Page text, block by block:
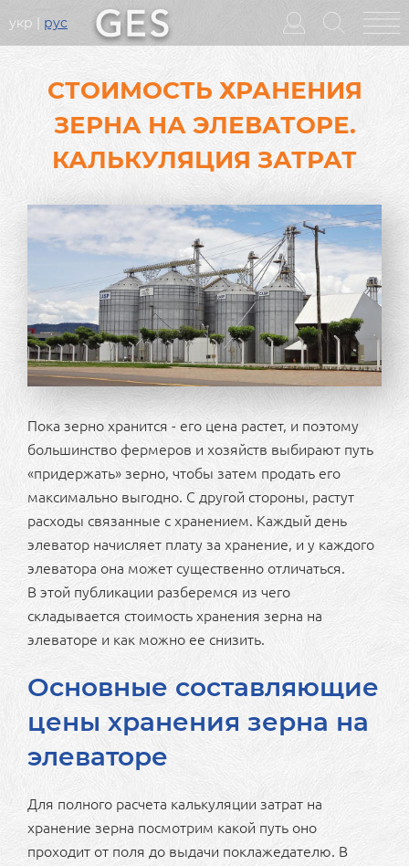
укр рус
Головне
меню
СТОИМОСТЬ ХРАНЕНИЯ
ЗЕРНА НА ЭЛЕВАТОРЕ.
КАЛЬКУЛЯЦИЯ ЗАТРАТ
Пока зерно хранится - его цена растет, и поэтому
большинство фермеров и хозяйств выбирают путь
«придержать» зерно, чтобы затем продать его
максимально выгодно. С другой стороны, растут
расходы связанные с хранением. Каждый день
элеватор начисляет плату за хранение, и у каждого
элеватора она может существенно отличаться.
В этой публикации разберемся из чего
складывается стоимость хранения зерна на
элеваторе и как можно ее снизить.
Основные составляющие
цены хранения зерна на
элеваторе
Для полного расчета калькуляции затрат на
хранение зерна посмотрим какой путь оно
проходит от поля до выдачи поклажедателю. В